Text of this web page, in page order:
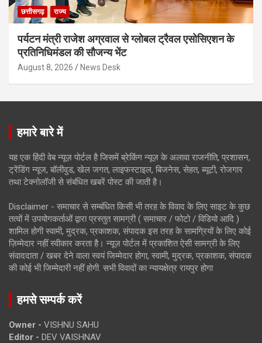
छत्तीसगढ़ राज्य
पर्यटन मंत्री राजेश अग्रवाल से ग्लोबल ट्रैवल एसोसिएशन के
प्रतिनिधिमंडल की सौजन्य भेंट
August 8, 2026 News Desk
हमारे बारे में
यह एक हिंदी वेब न्यूज़ पोर्टल है जिसमें ब्रेकिंग न्यूज़ के अलावा राजनीति, प्रशासन,
ट्रेंडिंग न्यूज, बॉलीवुड, खेल जगत, लाइफस्टाइल, बिजनेस, सेहत, ब्यूटी, रोजगार
तथा टेक्नोलॉजी से संबंधित खबरें पोस्ट की जाती है।
Disclaimer - समाचार से सम्बंधित किसी भी तरह के विवाद के लिए साइट के कुछ
तत्वों में उपयोगकर्ताओं द्वारा प्रस्तुत सामग्री ( समाचार / फोटो / विडियो आदि )
शामिल होगी स्वामी, मुद्रक, प्रकाशक, संपादक इस तरह के सामग्रियों के लिए कोई
ज़िम्मेदार नहीं स्वीकार करता है। न्यूज़ पोर्टल में प्रकाशित ऐसी सामग्री के लिए
संवाददाता / खबर देने वाला स्वयं जिम्मेदार होगा, स्वामी, मुद्रक, प्रकाशक, संपादक
की कोई भी जिम्मेदारी नहीं होगी. सभी विवादों का न्यायक्षेत्र रायपुर होगा
हमसे सम्पर्क करें
Owner - VISHNU SAHU
Editor - DEV VAISHNAV